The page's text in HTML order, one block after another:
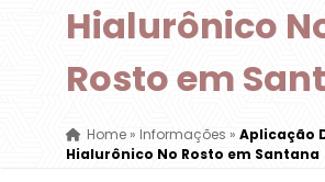
Hialurônico
Rosto em
Home» Informações » Aplicação
Hialurônico No Rosto em Santana